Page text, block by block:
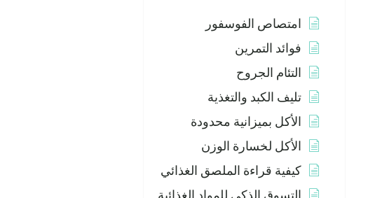
امتصاص الفوسفور
فوائد التمرين
التئام الجروح
تليف الكبد والتغذية
الأكل بميزانية محدودة
الأكل لخسارة الوزن
كيفية قراءة الملصق الغذائي